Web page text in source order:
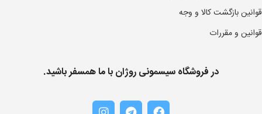
قوانین بازگشت کالا و وجه
قوانین و مقررات
در فروشگاه سیسمونی روژان با ما همسفر باشید.